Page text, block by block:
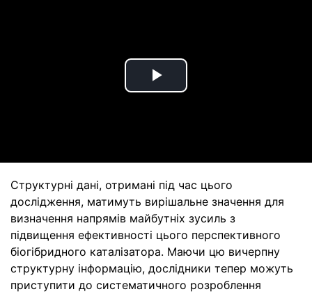
Play
Структурні дані, отримані під час цього
дослідження, матимуть вирішальне значення для
визначення напрямів майбутніх зусиль з
підвищення ефективності цього перспективного
біогібридного каталізатора. Маючи цю вичерпну
структурну інформацію, дослідники тепер можуть
приступити до систематичного розроблення